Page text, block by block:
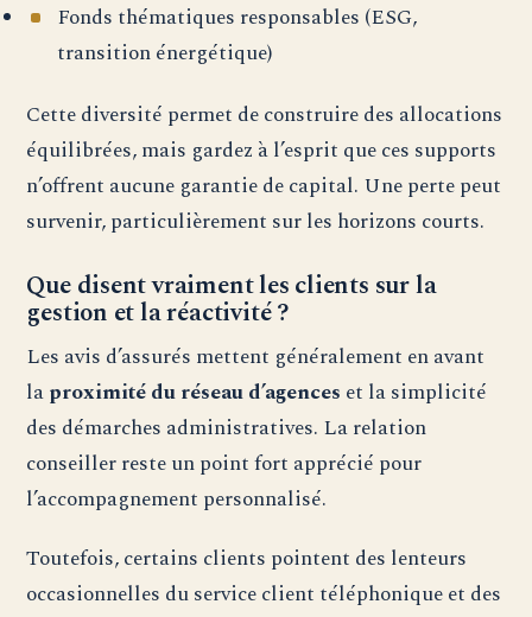
Fonds thématiques responsables (ESG,
transition énergétique)
Cette diversité permet de construire des allocations
équilibrées, mais gardez à l’esprit que ces supports
n’offrent aucune garantie de capital. Une perte peut
survenir, particulièrement sur les horizons courts.
Que disent vraiment les clients sur la
gestion et la réactivité ?
Les avis d’assurés mettent généralement en avant
laproximité du réseau d’agences et la simplicité
des démarches administratives. La relation
conseiller reste un point fort apprécié pour
l’accompagnement personnalisé.
Toutefois, certains clients pointent des lenteurs
occasionnelles du service client téléphonique et des